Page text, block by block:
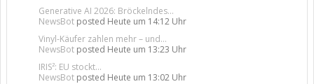
Generative AI 2026: Bröckelndes...
NewsBot posted Heute um 14:12 Uhr
Vinyl-Käufer zahlen mehr – und...
NewsBot posted Heute um 13:23 Uhr
IRIS²: EU stockt...
NewsBot posted Heute um 13:02 Uhr